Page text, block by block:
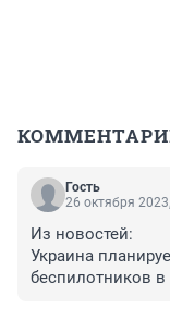
Гость
26 октября
Из новостей:
Украина
беспилотников